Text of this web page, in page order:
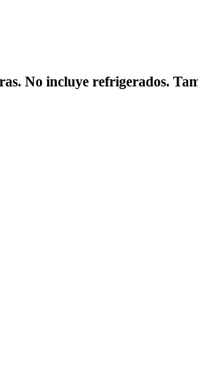
No incluye refrigerados.